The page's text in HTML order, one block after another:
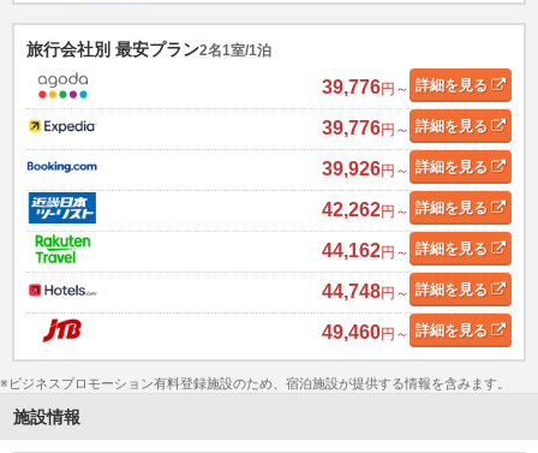
旅行会社別 最安プラン2名1室/1泊
39,776円～ 詳細を見る
39,776円～ 詳細を見る
39,926円～ 詳細を見る
42,262円～ 詳細を見る
44,162円～ 詳細を見る
44,748円～ 詳細を見る
49,460円～ 詳細を見る
※ビジネスプロモーション有料登録施設のため、宿泊施設が提供する情報を含みます。
施設情報